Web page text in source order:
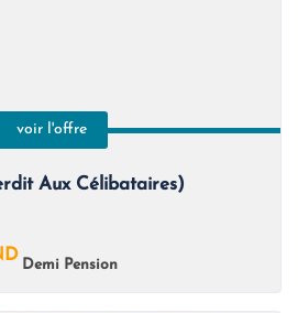
voir l'offre
Aux Célibataires)
Demi Pension